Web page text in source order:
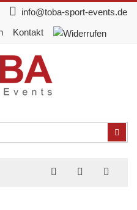
info@toba-sport-events.de
Kontakt